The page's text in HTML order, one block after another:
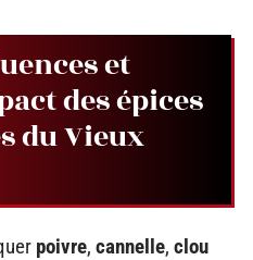
et
des épices
du Vieux
poivre, cannelle, clou